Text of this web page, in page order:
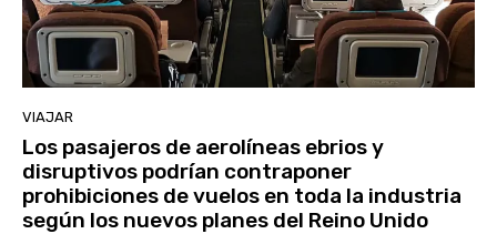
VIAJAR
Los pasajeros de aerolíneas ebrios y
disruptivos podrían contraponer
prohibiciones de vuelos en toda la industria
según los nuevos planes del Reino Unido